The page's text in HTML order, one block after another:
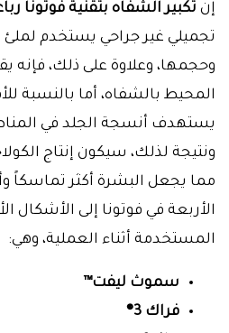
إن تكبير الشفاه بتقنية فوتونا
تجميلي غير جراحي يستخدم
وحجمها، وعلاوة على ذلك، فإنه
المحيط بالشفاه، أما بالنسبة
يستهدف أنسجة الجلد في
ونتيجة لذلك، سيكون إنتاج
مما يجعل البشرة أكثر تماسكاً
الأربعة في فوتونا إلى الأشكال
المستخدمة أثناء العملية، وهي:
سموث ليفت™
فراك 3®